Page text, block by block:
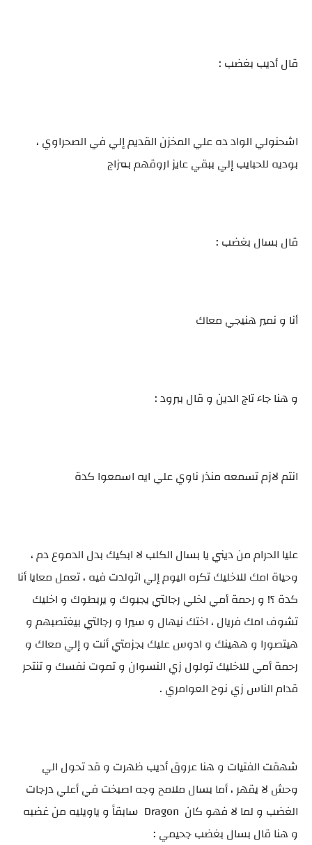
قال أديب بغضب :
اشحنولي الواد ده علي المخزن القديم إلي في الصحراوي ،
بوديه للحبايب إلي ببقي عايز اروقهم بمزاج
قال بسال بغضب :
أنا و نمير هنيجي معاك
و هنا جاء تاج الدين و قال ببرود :
انتم لازم تسمعه منذر ناوي علي ايه اسمعوا كدة
عليا الحرام من ديني يا بسال الكلب لا ابكيك بدل الدموع دم ،
وحياة امك للاخليك تكره اليوم إلي اتولدت فيه ، تعمل معايا أنا
كدة ؟! و رحمة أمي لخلي رجالتي يجبوك و يربطوك و اخليك
تشوف امك فريال ، اختك نيهال و سيرا و رجالتي بيغتصبهم و
هيتصورا و ههينك و ادوس عليك بجزمتي أنت و إلي معاك و
رحمة أمي للاخليك تولول زي النسوان و تموت نفسك و تنتحر
قدام الناس زي نوح العوامري .
شهقت الفتيات و هنا عروق أديب ظهرت و قد تحول الي
وحش لا يقهر ، أما بسال ملامح وجه اصبخت في أعلي درجات
الغضب و لما لا فهو كان Dragon سابقاً و ياويليه من غضبه
و هنا قال بسال بغضب جحيمي :